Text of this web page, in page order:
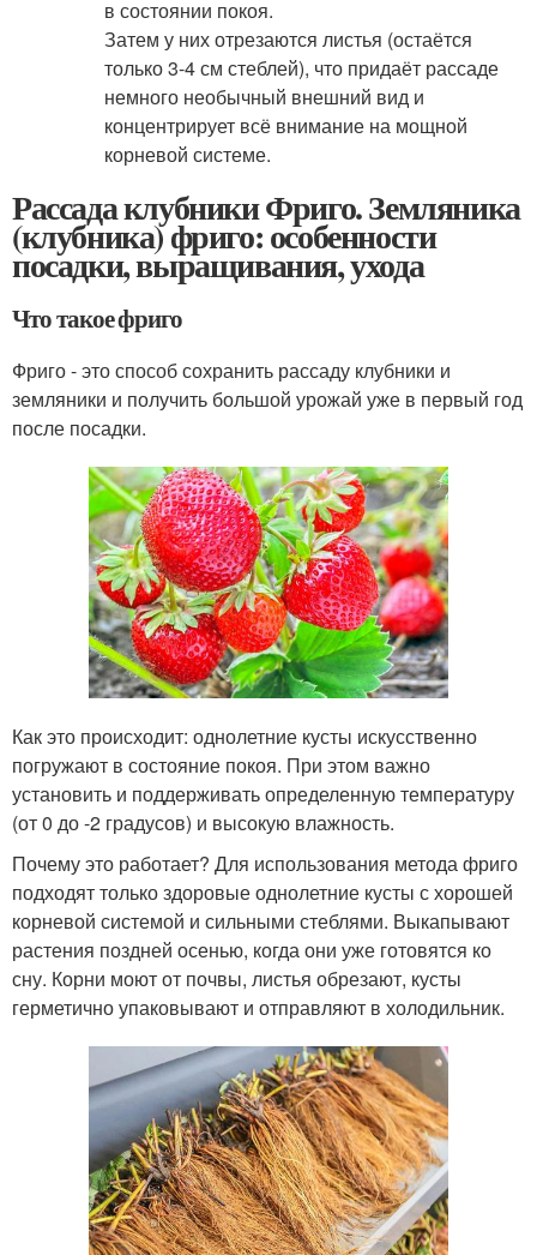
в состоянии покоя.
Затем у них отрезаются листья (остаётся
только 3-4 см стеблей), что придаёт рассаде
немного необычный внешний вид и
концентрирует всё внимание на мощной
корневой системе.
Рассада клубники Фриго. Земляника
(клубника) фриго: особенности
посадки, выращивания, ухода
Что такое фриго
Фриго - это способ сохранить рассаду клубники и
земляники и получить большой урожай уже в первый год
после посадки.
Как это происходит: однолетние кусты искусственно
погружают в состояние покоя. При этом важно
установить и поддерживать определенную температуру
(от 0 до -2 градусов) и высокую влажность.
Почему это работает? Для использования метода фриго
подходят только здоровые однолетние кусты с хорошей
корневой системой и сильными стеблями. Выкапывают
растения поздней осенью, когда они уже готовятся ко
сну. Корни моют от почвы, листья обрезают, кусты
герметично упаковывают и отправляют в холодильник.